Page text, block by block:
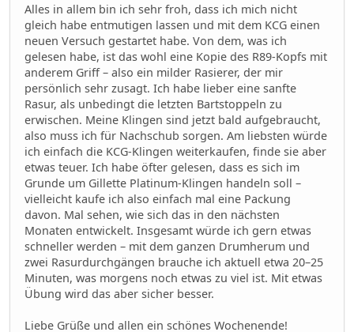
Alles in allem bin ich sehr froh, dass ich mich nicht
gleich habe entmutigen lassen und mit dem KCG einen
neuen Versuch gestartet habe. Von dem, was ich
gelesen habe, ist das wohl eine Kopie des R89-Kopfs mit
anderem Griff – also ein milder Rasierer, der mir
persönlich sehr zusagt. Ich habe lieber eine sanfte
Rasur, als unbedingt die letzten Bartstoppeln zu
erwischen. Meine Klingen sind jetzt bald aufgebraucht,
also muss ich für Nachschub sorgen. Am liebsten würde
ich einfach die KCG-Klingen weiterkaufen, finde sie aber
etwas teuer. Ich habe öfter gelesen, dass es sich im
Grunde um Gillette Platinum-Klingen handeln soll –
vielleicht kaufe ich also einfach mal eine Packung
davon. Mal sehen, wie sich das in den nächsten
Monaten entwickelt. Insgesamt würde ich gern etwas
schneller werden – mit dem ganzen Drumherum und
zwei Rasurdurchgängen brauche ich aktuell etwa 20–25
Minuten, was morgens noch etwas zu viel ist. Mit etwas
Übung wird das aber sicher besser.
Liebe Grüße und allen ein schönes Wochenende!